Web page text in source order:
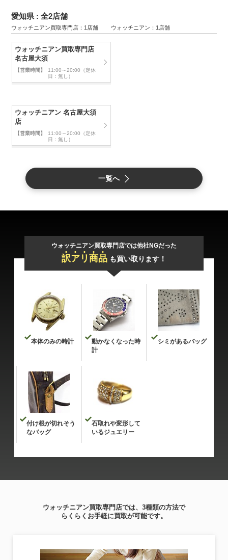
愛知県 : 全2店舗
ウォッチニアン買取専門店：1店舗 ウォッチニアン：1店舗
ウォッチニアン買取専門店
名古屋大須
【営業時間】
11:00～20:00（定休
日：無し）
ウォッチニアン 名古屋大須
店
【営業時間】
11:00～20:00（定休
日：無し）
一覧へ
ウォッチニアン買取専門店では他社NGだった
訳アリ 商品も買い取ります！
本体のみの時計
動かなくなった時
計
シミがあるバッグ
付け根が切れそう
なバッグ
石取れや変形して
いるジュエリー
ウォッチニアン買取専門店では、3種類の方法で
らくらくお手軽に買取が可能です。